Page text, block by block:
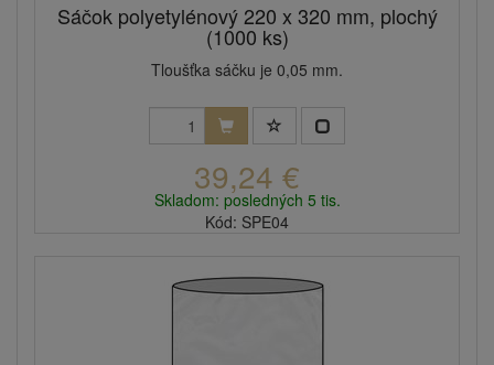
Sáčok polyetylénový 220 x 320 mm, plochý
(1000 ks)
Tloušťka sáčku je 0,05 mm.
39,24 €
Skladom: posledných 5 tis.
Kód: SPE04